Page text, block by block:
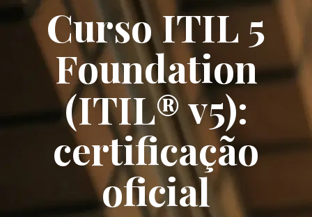
Curso ITIL 5
Foundation
(ITIL® v5):
certificação
oficial